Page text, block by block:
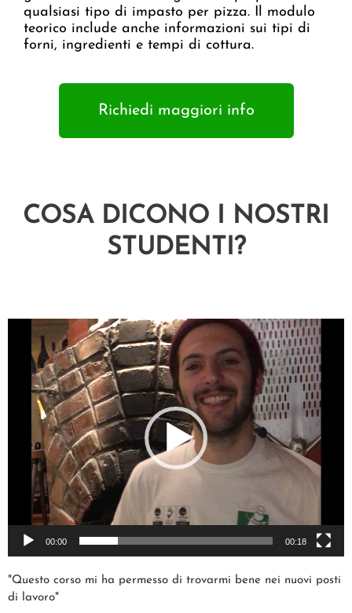
qualsiasi tipo di impasto per pizza. Il modulo
teorico include anche informazioni sui tipi di
forni, ingredienti e tempi di cottura.
Richiedi maggiori info
COSA DICONO I NOSTRI
STUDENTI?
Video
00:00 00:18
"Questo corso mi ha permesso di trovarmi bene nei nuovi posti
di lavoro"